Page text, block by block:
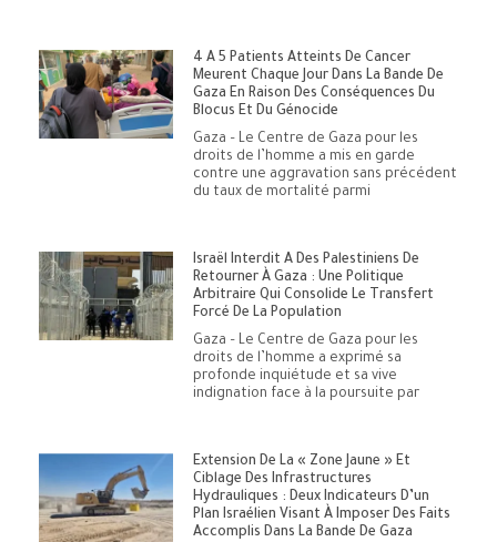
4 À 5 Patients Atteints De Cancer
Meurent Chaque Jour Dans La Bande De
Gaza En Raison Des Conséquences Du
Blocus Et Du Génocide
Gaza – Le Centre de Gaza pour les
droits de l’homme a mis en garde
contre une aggravation sans précédent
du taux de mortalité parmi
Israël Interdit À Des Palestiniens De
Retourner À Gaza : Une Politique
Arbitraire Qui Consolide Le Transfert
Forcé De La Population
Gaza – Le Centre de Gaza pour les
droits de l’homme a exprimé sa
profonde inquiétude et sa vive
indignation face à la poursuite par
Extension De La « Zone Jaune » Et
Ciblage Des Infrastructures
Hydrauliques : Deux Indicateurs D’un
Plan Israélien Visant À Imposer Des Faits
Accomplis Dans La Bande De Gaza